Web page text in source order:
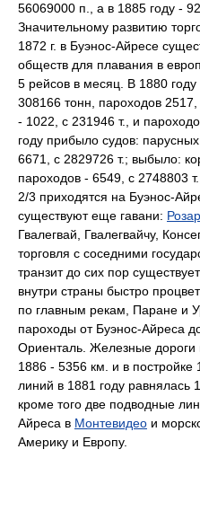
56069000 п., а в 1885 году -
Значительному развитию
1872 г. в Буэнос-Айресе
обществ для плавания в
5 рейсов в месяц. В 1880
308166 тонн, пароходов
- 1022, с 231946 т., и
году прибыло судов:
6671, с 2829726 т.; выбыло:
пароходов - 6549, с 2748803
2/3 приходятся на Буэнос-
существуют еще гавани:
Гвалегвай, Гвалегвайчу,
торговля с соседними
транзит до сих пор
внутри страны быстро
по главным рекам, Паране и
пароходы от Буэнос-Айреса
Ориенталь. Железные дороги
1886 - 5356 км. и в
линий в 1881 году равнялась
кроме того две подводные
Айреса в Монтевидео и
Америку и Европу.